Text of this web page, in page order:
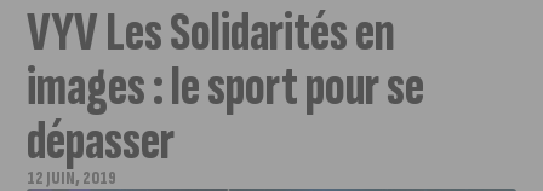
VYV Les Solidarités en
images : le sport pour se
dépasser
12 JUIN, 2019